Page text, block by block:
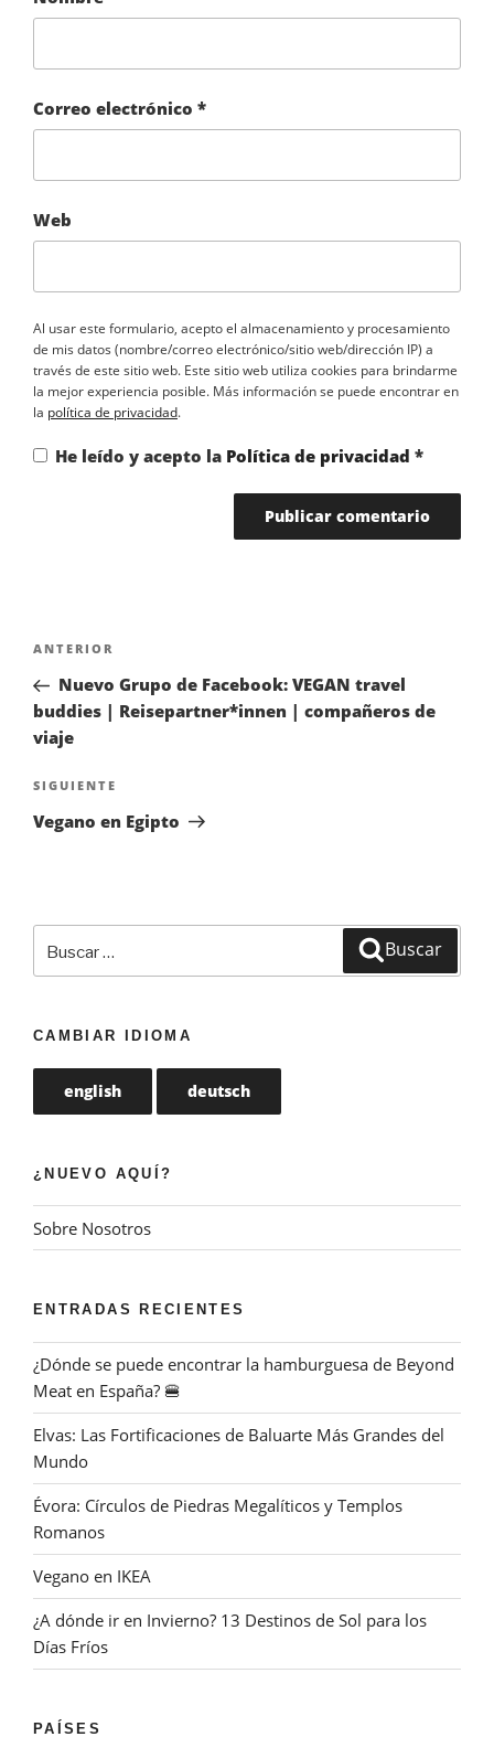
Correo electrónico *
Web
Al usar este formulario, acepto el almacenamiento y procesamiento
de mis datos (nombre/correo electrónico/sitio web/dirección IP) a
través de este sitio web. Este sitio web utiliza cookies para brindarme
la mejor experiencia posible. Más información se puede encontrar en
la política de privacidad.
He leído y acepto la Política de privacidad *
entradas
Entrada
anterior:
ANTERIOR
Nuevo Grupo de Facebook: VEGAN travel
buddies | Reisepartner*innen | compañeros de
viaje
Siguiente
entrada
SIGUIENTE
Vegano en Egipto
por:
Buscar
CAMBIAR IDIOMA
english deutsch
¿NUEVO AQUÍ?
Sobre Nosotros
ENTRADAS RECIENTES
¿Dónde se puede encontrar la hamburguesa de Beyond
Meat en España? 🍔
Elvas: Las Fortificaciones de Baluarte Más Grandes del
Mundo
Évora: Círculos de Piedras Megalíticos y Templos
Romanos
Vegano en IKEA
¿A dónde ir en Invierno? 13 Destinos de Sol para los
Días Fríos
PAÍSES